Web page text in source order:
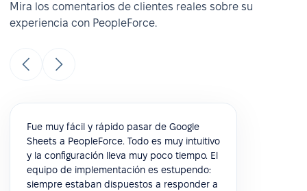
Mira los comentarios de clientes reales sobre su
experiencia con PeopleForce.
Fue muy fácil y rápido pasar de Google
Sheets a PeopleForce. Todo es muy intuitivo
y la configuración lleva muy poco tiempo. El
equipo de implementación es estupendo:
siempre estaban dispuestos a responder a